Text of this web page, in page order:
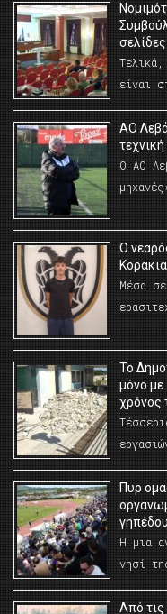
είναι
ΑΟ
τεχνική
Ο ΑΟ
O
Μέσα
Το
μόνο
χρόνος
Πυρ
Η μια
νησί
Από